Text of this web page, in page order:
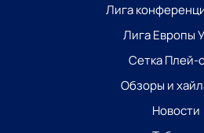
Лига
Лига Европы
Сетка
Обзоры и
Новости